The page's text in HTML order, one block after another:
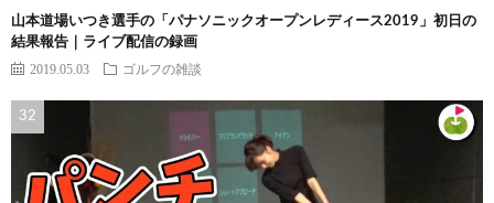
山本道場いつき選手の「パナソニックオープンレディース2019」初日の
結果報告｜ライブ配信の録画
2019.05.03 ゴルフの雑談